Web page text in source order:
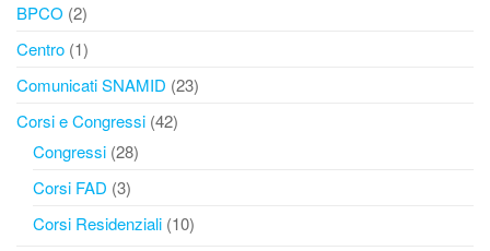
BPCO (2)
Centro (1)
Comunicati SNAMID (23)
Corsi e Congressi (42)
Congressi (28)
Corsi FAD (3)
Corsi Residenziali (10)